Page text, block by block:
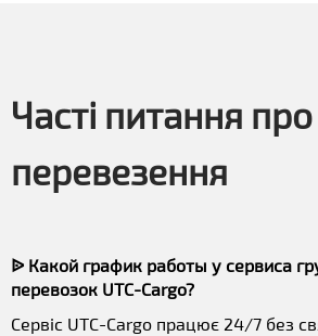
Часті питання
перевезення
ᐉ Какой график работы у сервиса
перевозок UTC-Cargo?
Сервіс UTC-Cargo працює 24/7 без